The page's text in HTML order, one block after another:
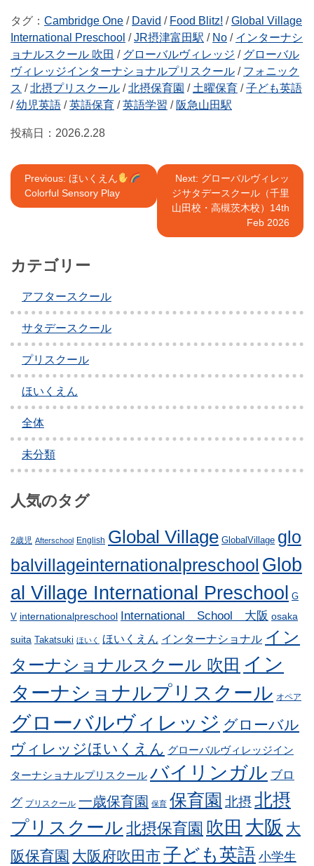
タグ： Cambridge One / David / Food Blitz! /Global Village
International Preschool /JR摂津富田駅 / No / インターナシ
ョナルスクール 吹田 / グローバルヴィレッジ / グローバル
ヴィレッジインターナショナルプリスクール / フォニック
ス /北摂プリスクール /北摂保育園 / 土曜保育 /子ども英語
/幼児英語 /英語保育 /英語学習 / 阪急山田駅
投稿日： 2026.2.28
投
稿
ゲ
ー
シ
ョ
ン
Previous: ほいくえん
Colorful Sensory Play
Next: グローバルヴィレッ
ジサタデースクール（千里
山田校・高槻茨木校）14th
Feb 2026
カテゴリー
アフタースクール
サタデースクール
プリスクール
ほいくえん
全体
未分類
人気のタグ
2歳児 Afterschool English Global Village GlobalVillage glo
balvillageinternationalpreschool Glob
al Village International Preschool G
V internationalpreschool International School 大阪 osaka
suita Takatsuki ほいく ほいくえん インターナショナル イン
ターナショナルスクール 吹田 イン
ターナショナルプリスクール オペア
グローバルヴィレッジ グローバル
ヴィレッジほいくえん グローバルヴィレッジイン
ターナショナルプリスクール バイリンガル ブロ
グ プリスクール 一歳保育園 保育 保育園 北摂 北摂
プリスクール 北摂保育園 吹田 大阪 大
阪保育園 大阪府吹田市子ども英語 小学生